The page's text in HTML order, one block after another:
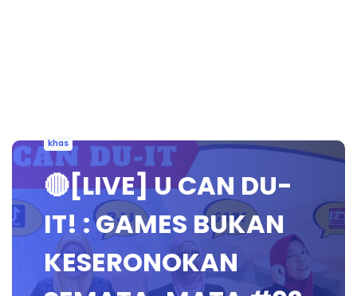
khas
🔴[LIVE] U CAN DU-
IT! : GAMES BUKAN
KESERONOKAN